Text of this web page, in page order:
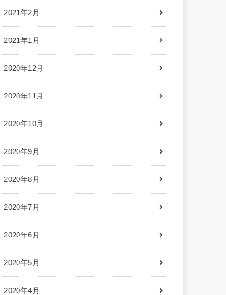
2021年2月
2021年1月
2020年12月
2020年11月
2020年10月
2020年9月
2020年8月
2020年7月
2020年6月
2020年5月
2020年4月